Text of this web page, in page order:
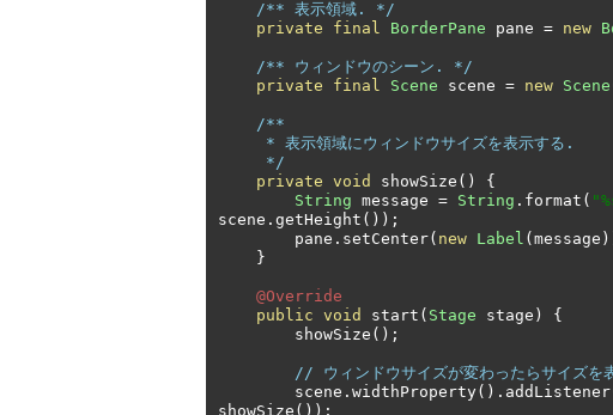
/** 表示領域. */
private
final BorderPane pane = new
/** ウィンドウのシーン. */
private
final Scene scene = new Scene
/**
     */
private void showSize ()
{
String message = String . format (
scene . getHeight ());
        pane
. setCenter( new Label ( message
}
@Override
public void start ( Stage stage )
{
        showSize
();
// ウィンドウサイズが変わったらサイズを
        scene
. widthProperty(). addListener
showSize ());